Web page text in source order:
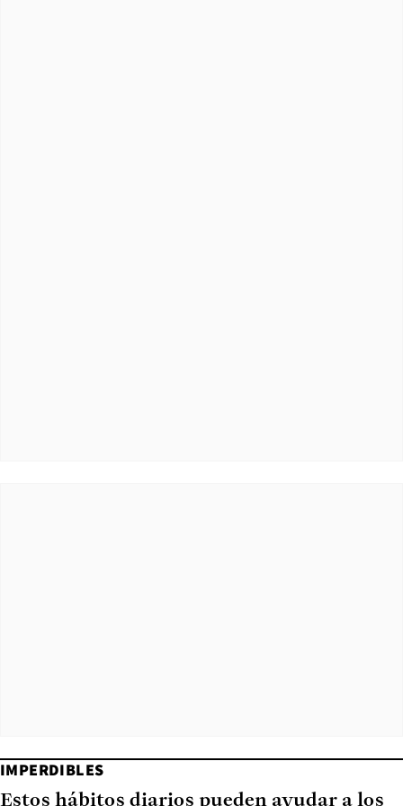
IMPERDIBLES
Estos hábitos diarios pueden ayudar a los